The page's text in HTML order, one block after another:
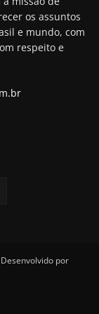
e
os assuntos
e mundo, com
respeito e
por